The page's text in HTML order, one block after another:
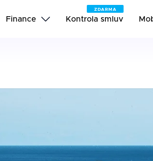
Finance
ZDARMA
Kontrola smluv